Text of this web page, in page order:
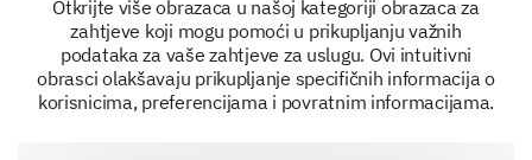
Otkrijte više obrazaca u našoj kategoriji obrazaca za
zahtjeve koji mogu pomoći u prikupljanju važnih
podataka za vaše zahtjeve za uslugu. Ovi intuitivni
obrasci olakšavaju prikupljanje specifičnih informacija o
korisnicima, preferencijama i povratnim informacijama.